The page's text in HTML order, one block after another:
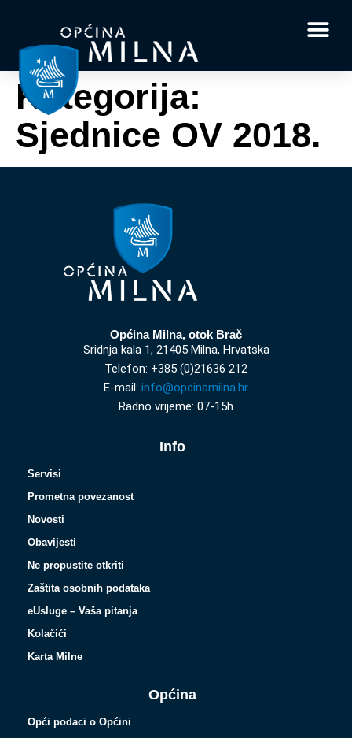
Kategorija:
Sjednice OV 2018.
Općina Milna, otok Brač
Sridnja kala 1, 21405 Milna, Hrvatska
Telefon: +385 (0)21636 212
E-mail: info@opcinamilna.hr
Radno vrijeme: 07-15h
Info
Servisi
Prometna povezanost
Novosti
Obavijesti
Ne propustite otkriti
Zaštita osobnih podataka
eUsluge – Vaša pitanja
Kolačići
Karta Milne
Općina
Opći podaci o Općini